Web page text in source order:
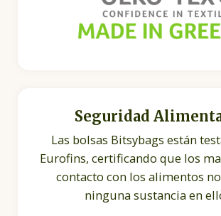
Seguridad
Las bolsas Bitsybags están
Eurofins, certificando que los
contacto con los alimentos
ninguna sustancia en